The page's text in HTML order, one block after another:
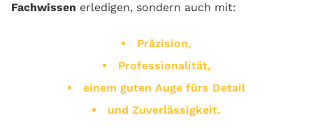
Fachwissen erledigen, sondern auch mit:
Präzision,
Professionalität,
einem guten Auge fürs Detail
und Zuverlässigkeit.